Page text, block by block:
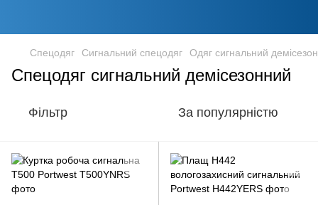
Спецодяг Сигнальний спецодяг Одяг сигнальний
Спецодяг сигнальний демісезонний
Фільтр За популярністю